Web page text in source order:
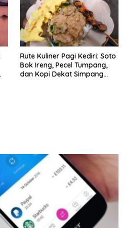
Rute Kuliner Pagi Kediri: Soto
Bok Ireng, Pecel Tumpang,
dan Kopi Dekat Simpang